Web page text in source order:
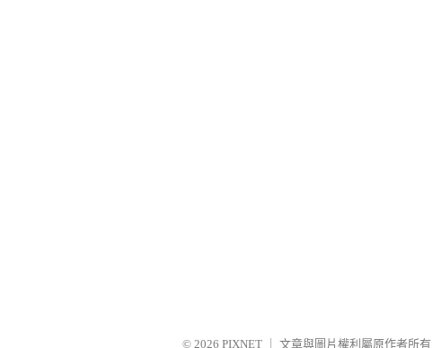
© 2026 PIXNET 文章與圖片權利屬原作者所有